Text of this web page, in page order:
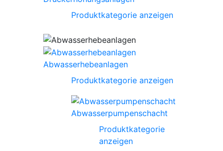
Produktkategorie anzeigen
Abwasserhebeanlagen
Produktkategorie anzeigen
Abwasserpumpenschacht
Produktkategorie
anzeigen